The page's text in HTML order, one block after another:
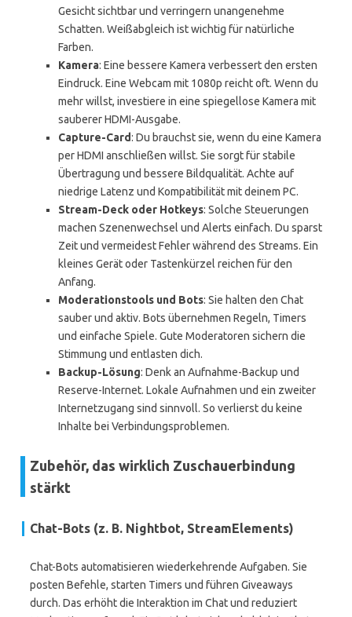
Gesicht sichtbar und verringern unangenehme
Schatten. Weißabgleich ist wichtig für natürliche
Farben.
Kamera: Eine bessere Kamera verbessert den ersten
Eindruck. Eine Webcam mit 1080p reicht oft. Wenn du
mehr willst, investiere in eine spiegellose Kamera mit
sauberer HDMI-Ausgabe.
Capture-Card: Du brauchst sie, wenn du eine Kamera
per HDMI anschließen willst. Sie sorgt für stabile
Übertragung und bessere Bildqualität. Achte auf
niedrige Latenz und Kompatibilität mit deinem PC.
Stream-Deck oder Hotkeys: Solche Steuerungen
machen Szenenwechsel und Alerts einfach. Du sparst
Zeit und vermeidest Fehler während des Streams. Ein
kleines Gerät oder Tastenkürzel reichen für den
Anfang.
Moderationstools und Bots: Sie halten den Chat
sauber und aktiv. Bots übernehmen Regeln, Timers
und einfache Spiele. Gute Moderatoren sichern die
Stimmung und entlasten dich.
Backup-Lösung: Denk an Aufnahme-Backup und
Reserve-Internet. Lokale Aufnahmen und ein zweiter
Internetzugang sind sinnvoll. So verlierst du keine
Inhalte bei Verbindungsproblemen.
Zubehör, das wirklich Zuschauerbindung
stärkt
Chat-Bots (z. B. Nightbot, StreamElements)
Chat-Bots automatisieren wiederkehrende Aufgaben. Sie
posten Befehle, starten Timers und führen Giveaways
durch. Das erhöht die Interaktion im Chat und reduziert